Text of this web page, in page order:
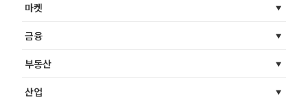
마켓
금융
부동산
산업